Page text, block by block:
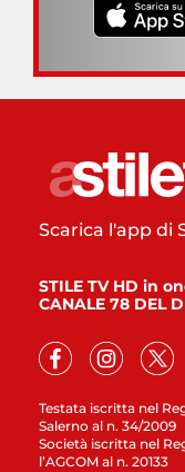
Testata iscritta nel
Salerno al n. 34/2009
Società iscritta nel
l’AGCOM al n. 20133
Scarica l'app di
STILE TV HD in
CANALE 78 DEL